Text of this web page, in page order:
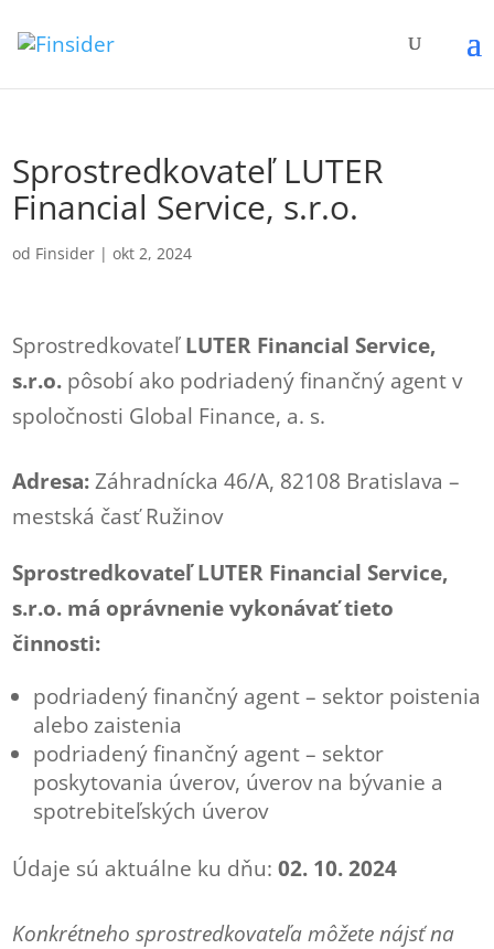
Sprostredkovateľ LUTER
Financial Service, s.r.o.
od Finsider |okt 2, 2024
SprostredkovateľLUTER Financial Service,
s.r.o. pôsobí ako podriadený finančný agent v
spoločnosti Global Finance, a. s.
Adresa:Záhradnícka 46/A, 82108 Bratislava –
mestská časť Ružinov
Sprostredkovateľ LUTER Financial Service,
s.r.o. má oprávnenie vykonávať tieto
činnosti:
podriadený finančný agent – sektor poistenia
alebo zaistenia
podriadený finančný agent – sektor
poskytovania úverov, úverov na bývanie a
spotrebiteľských úverov
Údaje sú aktuálne ku dňu:02. 10. 2024
Konkrétneho sprostredkovateľa môžete nájsť na